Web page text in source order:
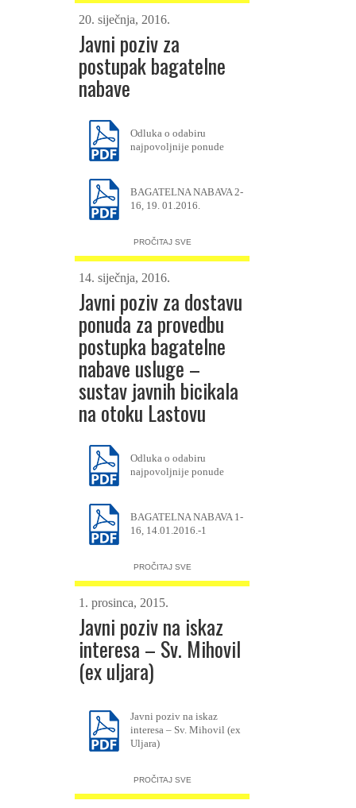
20. siječnja, 2016.
Javni poziv za
postupak bagatelne
nabave
Odluka o odabiru
najpovoljnije ponude
BAGATELNA NABAVA 2-
16, 19. 01.2016.
PROČITAJ SVE
14. siječnja, 2016.
Javni poziv za dostavu
ponuda za provedbu
postupka bagatelne
nabave usluge –
sustav javnih bicikala
na otoku Lastovu
Odluka o odabiru
najpovoljnije ponude
BAGATELNA NABAVA 1-
16, 14.01.2016.-1
PROČITAJ SVE
1. prosinca, 2015.
Javni poziv na iskaz
interesa – Sv. Mihovil
(ex uljara)
Javni poziv na iskaz
interesa – Sv. Mihovil (ex
Uljara)
PROČITAJ SVE